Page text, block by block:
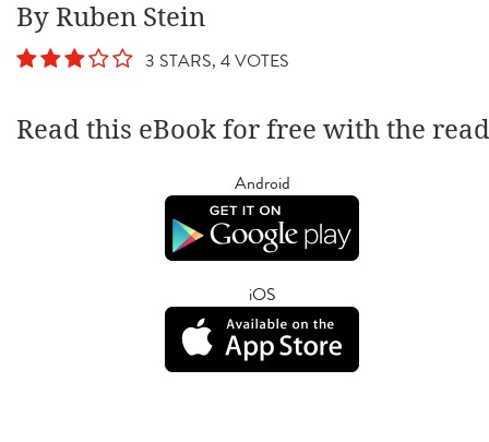
By Ruben Stein
3 STARS, 4 VOTES
Read this eBook for free with the
Android
iOS